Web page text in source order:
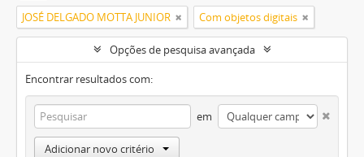
JOSÉ DELGADO MOTTA JUNIOR Com objetos digitais
Opções de pesquisa avançada
Encontrar resultados com:
em
Adicionar novo critério